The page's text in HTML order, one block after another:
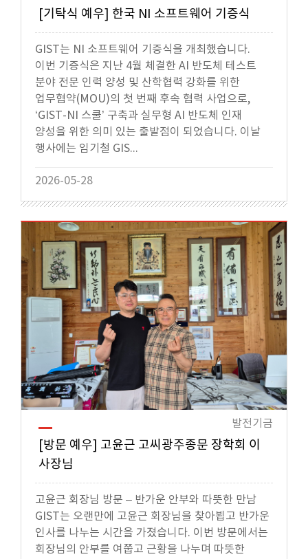
[기탁식 예우] 한국 NI 소프트웨어 기증식
GIST는 NI 소프트웨어 기증식을 개최했습니다.
이번 기증식은 지난 4월 체결한 AI 반도체 테스트
분야 전문 인력 양성 및 산학협력 강화를 위한
업무협약(MOU)의 첫 번째 후속 협력 사업으로,
‘GIST-NI 스쿨’ 구축과 실무형 AI 반도체 인재
양성을 위한 의미 있는 출발점이 되었습니다. 이날
행사에는 임기철 GIS...
2026-05-28
[방문 예우] 고윤근 고씨광주종문 장학회 이
사장님
고윤근 회장님 방문 – 반가운 안부와 따뜻한 만남
GIST는 오랜만에 고윤근 회장님을 찾아뵙고 반가운
인사를 나누는 시간을 가졌습니다. 이번 방문에서는
회장님의 안부를 여쭙고 근황을 나누며 따뜻한
발전기금